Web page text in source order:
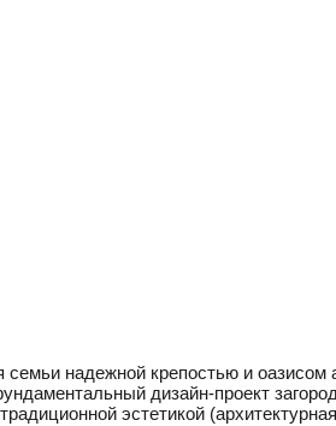
надежной крепостью и оазисом
дизайн-проект
эстетикой